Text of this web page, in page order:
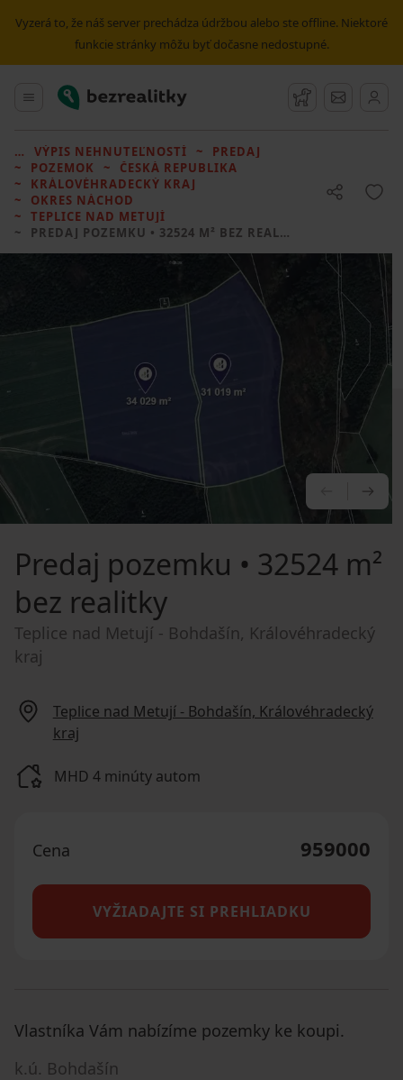
Vyzerá to, že náš server prechádza údržbou alebo ste offline. Niektoré
funkcie stránky môžu byť dočasne nedostupné.
Hlavné menu
Bezrealitky Strážny pes
Správy
VÝPIS NEHNUTEĽNOSTÍ
PREDAJ
POZEMOK
ČESKÁ REPUBLIKA
KRÁLOVÉHRADECKÝ KRAJ
OKRES NÁCHOD
TEPLICE NAD METUJÍ
PREDAJ POZEMKU • 32524 M² BEZ REALITKY
Predaj pozemku • 32524 m²
bez realitky
Teplice nad Metují - Bohdašín, Královéhradecký
kraj
Teplice nad Metují - Bohdašín, Královéhradecký
kraj
MHD 4 minúty autom
Cena 959000
VYŽIADAJTE SI PREHLIADKU
Vlastníka Vám nabízíme pozemky ke koupi.
k.ú. Bohdašín